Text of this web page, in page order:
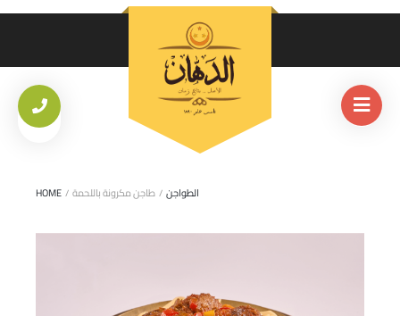
HOME / الطواجن / طاجن مكرونة باللحمة